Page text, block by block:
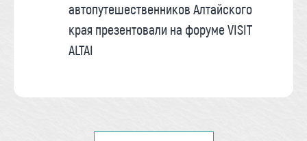
автопутешественников Алтайского
края презентовали на форуме VISIT
ALTAI